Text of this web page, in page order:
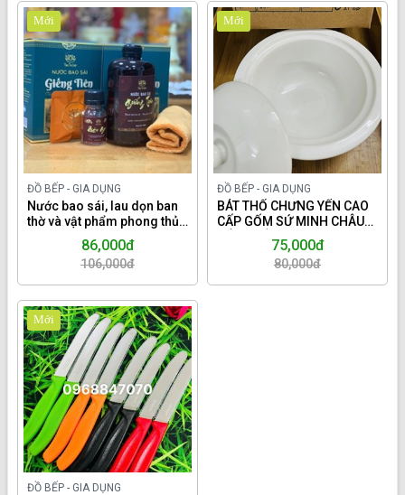
ĐỒ BẾP - GIA DỤNG
Nước bao sái, lau dọn ban
thờ và vật phẩm phong thủy
Giếng Tiên.86,000đ
106,000đ
Mới
ĐỒ BẾP - GIA DỤNG
BÁT THỐ CHƯNG YẾN CAO
CẤP GỐM SỨ MINH CHÂU
MÀU TRẮNG TRƠN 320ML
75,000đ
80,000đ
Mới
ĐỒ BẾP - GIA DỤNG
Mới